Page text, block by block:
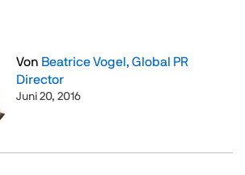
Von Beatrice Vogel, Global PR
Director
Juni 20, 2016